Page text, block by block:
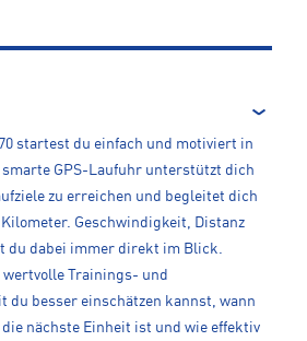
startest du einfach und motiviert in
GPS-Laufuhr unterstützt dich
zu erreichen und begleitet dich
Geschwindigkeit, Distanz
du dabei immer direkt im Blick.
Trainings- und
du besser einschätzen kannst, wann
nächste Einheit ist und wie effektiv